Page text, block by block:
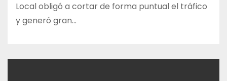
Local obligó a cortar de forma puntual el tráfico
y generó gran…